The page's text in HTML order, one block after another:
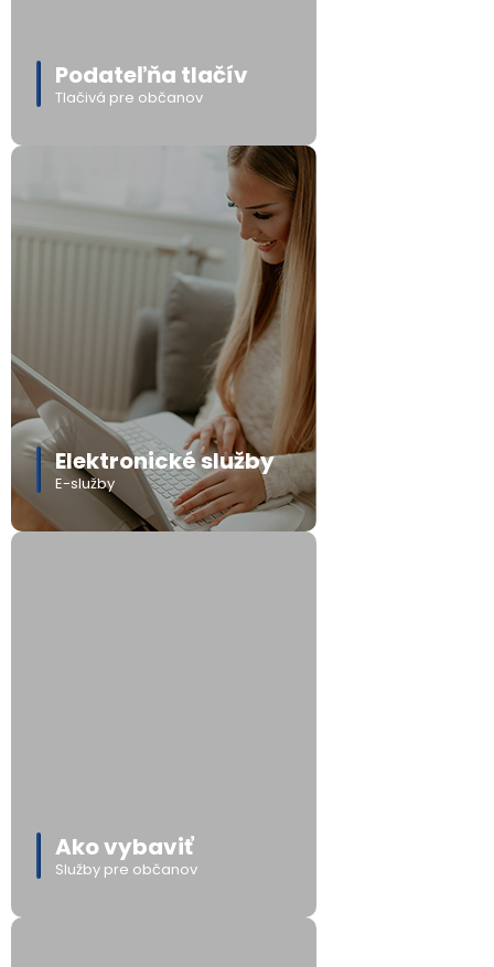
Podateľňa tlačív
Tlačivá pre občanov
Elektronické služby
E-služby
Ako vybaviť
Služby pre občanov